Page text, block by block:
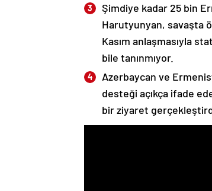
Şimdiye kadar 25 bin
Harutyunyan, savaşta
Kasım anlaşmasıyla
bile tanınmıyor.
Azerbaycan ve
desteği açıkça ifade
bir ziyaret